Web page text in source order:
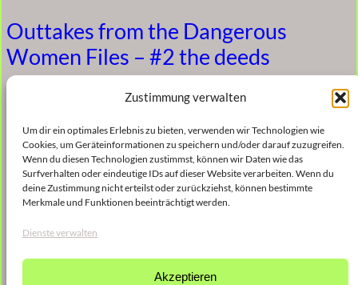
Zustimmung verwalten
Um dir ein optimales Erlebnis zu bieten, verwenden wir Technologien wie
Cookies, um Geräteinformationen zu speichern und/oder darauf zuzugreifen.
Wenn du diesen Technologien zustimmst, können wir Daten wie das
Surfverhalten oder eindeutige IDs auf dieser Website verarbeiten. Wenn du
deine Zustimmung nicht erteilst oder zurückziehst, können bestimmte
Merkmale und Funktionen beeinträchtigt werden.
Dienste verwalten
Akzeptieren
Outtakes from the Dangerous
Women Files – #2 the deeds
Outtakes from the Dangerous
Women Files – #1 the heroines
5. Januar 2023